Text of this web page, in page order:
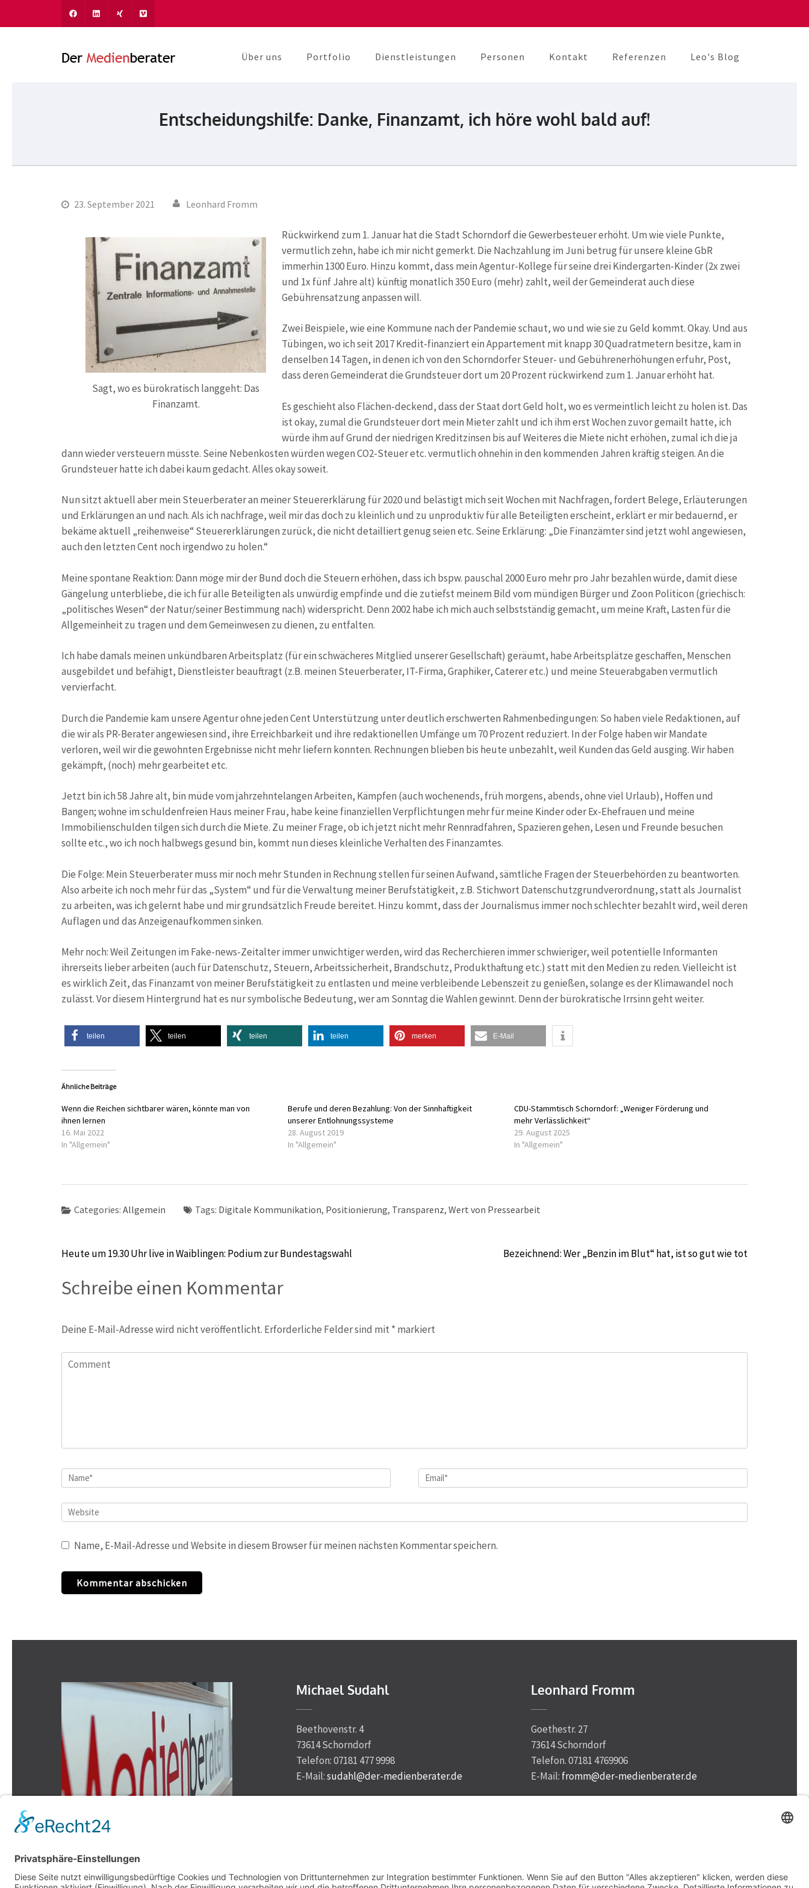
Über uns Portfolio Dienstleistungen Personen Kontakt Referenzen Leo's Blog
Entscheidungshilfe: Danke, Finanzamt, ich höre wohl bald auf!
23. September 2021 Leonhard Fromm
Sagt, wo es bürokratisch langgeht: Das
Finanzamt.
Rückwirkend zum 1. Januar hat die Stadt Schorndorf die Gewerbesteuer erhöht. Um wie viele Punkte,
vermutlich zehn, habe ich mir nicht gemerkt. Die Nachzahlung im Juni betrug für unsere kleine GbR
immerhin 1300 Euro. Hinzu kommt, dass mein Agentur-Kollege für seine drei Kindergarten-Kinder (2x zwei
und 1x fünf Jahre alt) künftig monatlich 350 Euro (mehr) zahlt, weil der Gemeinderat auch diese
Gebührensatzung anpassen will.
Zwei Beispiele, wie eine Kommune nach der Pandemie schaut, wo und wie sie zu Geld kommt. Okay. Und aus
Tübingen, wo ich seit 2017 Kredit-finanziert ein Appartement mit knapp 30 Quadratmetern besitze, kam in
denselben 14 Tagen, in denen ich von den Schorndorfer Steuer- und Gebührenerhöhungen erfuhr, Post,
dass deren Gemeinderat die Grundsteuer dort um 20 Prozent rückwirkend zum 1. Januar erhöht hat.
Es geschieht also Flächen-deckend, dass der Staat dort Geld holt, wo es vermeintlich leicht zu holen ist. Das
ist okay, zumal die Grundsteuer dort mein Mieter zahlt und ich ihm erst Wochen zuvor gemailt hatte, ich
würde ihm auf Grund der niedrigen Kreditzinsen bis auf Weiteres die Miete nicht erhöhen, zumal ich die ja
dann wieder versteuern müsste. Seine Nebenkosten würden wegen CO2-Steuer etc. vermutlich ohnehin in den kommenden Jahren kräftig steigen. An die
Grundsteuer hatte ich dabei kaum gedacht. Alles okay soweit.
Nun sitzt aktuell aber mein Steuerberater an meiner Steuererklärung für 2020 und belästigt mich seit Wochen mit Nachfragen, fordert Belege, Erläuterungen
und Erklärungen an und nach. Als ich nachfrage, weil mir das doch zu kleinlich und zu unproduktiv für alle Beteiligten erscheint, erklärt er mir bedauernd, er
bekäme aktuell „reihenweise“ Steuererklärungen zurück, die nicht detailliert genug seien etc. Seine Erklärung: „Die Finanzämter sind jetzt wohl angewiesen,
auch den letzten Cent noch irgendwo zu holen.“
Meine spontane Reaktion: Dann möge mir der Bund doch die Steuern erhöhen, dass ich bspw. pauschal 2000 Euro mehr pro Jahr bezahlen würde, damit diese
Gängelung unterbliebe, die ich für alle Beteiligten als unwürdig empfinde und die zutiefst meinem Bild vom mündigen Bürger und Zoon Politicon (griechisch:
„politisches Wesen“ der Natur/seiner Bestimmung nach) widerspricht. Denn 2002 habe ich mich auch selbstständig gemacht, um meine Kraft, Lasten für die
Allgemeinheit zu tragen und dem Gemeinwesen zu dienen, zu entfalten.
Ich habe damals meinen unkündbaren Arbeitsplatz (für ein schwächeres Mitglied unserer Gesellschaft) geräumt, habe Arbeitsplätze geschaffen, Menschen
ausgebildet und befähigt, Dienstleister beauftragt (z.B. meinen Steuerberater, IT-Firma, Graphiker, Caterer etc.) und meine Steuerabgaben vermutlich
vervierfacht.
Durch die Pandemie kam unsere Agentur ohne jeden Cent Unterstützung unter deutlich erschwerten Rahmenbedingungen: So haben viele Redaktionen, auf
die wir als PR-Berater angewiesen sind, ihre Erreichbarkeit und ihre redaktionellen Umfänge um 70 Prozent reduziert. In der Folge haben wir Mandate
verloren, weil wir die gewohnten Ergebnisse nicht mehr liefern konnten. Rechnungen blieben bis heute unbezahlt, weil Kunden das Geld ausging. Wir haben
gekämpft, (noch) mehr gearbeitet etc.
Jetzt bin ich 58 Jahre alt, bin müde vom jahrzehntelangen Arbeiten, Kämpfen (auch wochenends, früh morgens, abends, ohne viel Urlaub), Hoffen und
Bangen; wohne im schuldenfreien Haus meiner Frau, habe keine finanziellen Verpflichtungen mehr für meine Kinder oder Ex-Ehefrauen und meine
Immobilienschulden tilgen sich durch die Miete. Zu meiner Frage, ob ich jetzt nicht mehr Rennradfahren, Spazieren gehen, Lesen und Freunde besuchen
sollte etc., wo ich noch halbwegs gesund bin, kommt nun dieses kleinliche Verhalten des Finanzamtes.
Die Folge: Mein Steuerberater muss mir noch mehr Stunden in Rechnung stellen für seinen Aufwand, sämtliche Fragen der Steuerbehörden zu beantworten.
Also arbeite ich noch mehr für das „System“ und für die Verwaltung meiner Berufstätigkeit, z.B. Stichwort Datenschutzgrundverordnung, statt als Journalist
zu arbeiten, was ich gelernt habe und mir grundsätzlich Freude bereitet. Hinzu kommt, dass der Journalismus immer noch schlechter bezahlt wird, weil deren
Auflagen und das Anzeigenaufkommen sinken.
Mehr noch: Weil Zeitungen im Fake-news-Zeitalter immer unwichtiger werden, wird das Recherchieren immer schwieriger, weil potentielle Informanten
ihrerseits lieber arbeiten (auch für Datenschutz, Steuern, Arbeitssicherheit, Brandschutz, Produkthaftung etc.) statt mit den Medien zu reden. Vielleicht ist
es wirklich Zeit, das Finanzamt von meiner Berufstätigkeit zu entlasten und meine verbleibende Lebenszeit zu genießen, solange es der Klimawandel noch
zulässt. Vor diesem Hintergrund hat es nur symbolische Bedeutung, wer am Sonntag die Wahlen gewinnt. Denn der bürokratische Irrsinn geht weiter.
teilen teilen teilen teilen merken E-Mail
Ähnliche Beiträge
Wenn die Reichen sichtbarer wären, könnte man von
ihnen lernen
16. Mai 2022
In "Allgemein"
Berufe und deren Bezahlung: Von der Sinnhaftigkeit
unserer Entlohnungssysteme
28. August 2019
In "Allgemein"
CDU-Stammtisch Schorndorf: „Weniger Förderung und
mehr Verlässlichkeit“
29. August 2025
In "Allgemein"
Categories: Allgemein Tags: Digitale Kommunikation, Positionierung, Transparenz, Wert von Pressearbeit
Beitragsnavigation
Heute um 19.30 Uhr live in Waiblingen: Podium zur Bundestagswahl Bezeichnend: Wer „Benzin im Blut“ hat, ist so gut wie tot
Schreibe einen Kommentar
Deine E-Mail-Adresse wird nicht veröffentlicht. Erforderliche Felder sind mit * markiert
Comment
Name* Email*
Website
Name, E-Mail-Adresse und Website in diesem Browser für meinen nächsten Kommentar speichern.
Michael Sudahl
Beethovenstr. 4
73614 Schorndorf
Telefon: 07181 477 9998
E-Mail:sudahl@der-medienberater.de
Leonhard Fromm
Goethestr. 27
73614 Schorndorf
Telefon. 07181 4769906
E-Mail: fromm@der-medienberater.de